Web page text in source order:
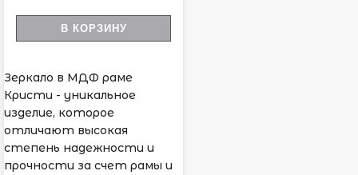
В КОРЗИНУ
Зеркало в МДФ раме
Кристи - уникальное
изделие, которое
отличают высокая
степень надежности и
прочности за счет рамы и